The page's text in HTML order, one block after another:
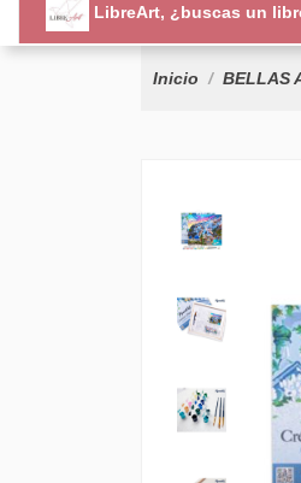
LibreArt, ¿buscas un
Inicio BELLAS